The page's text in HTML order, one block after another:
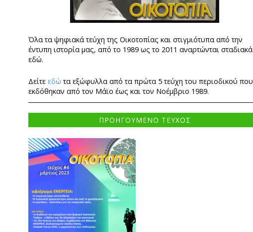
Όλα τα ψηφιακά τεύχη της Οικοτοπίας και στιγμιότυπα από την
έντυπη ιστορία μας, από το 1989 ως το 2011 αναρτώνται σταδιακά
εδώ.
Δείτε εδώ τα εξώφυλλα από τα πρώτα 5 τεύχη του περιοδικού που
εκδόθηκαν από τον Μάϊο έως και τον Νοέμβριο 1989.
ΠΡΟΗΓΟΥΜΕΝΟ ΤΕΥΧΟΣ